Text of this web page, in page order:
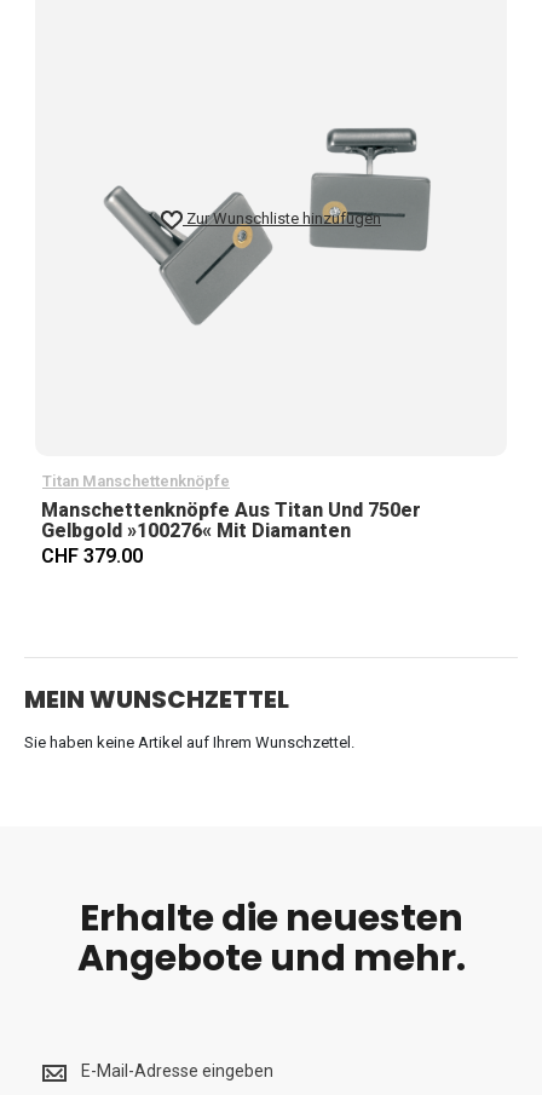
Zur Wunschliste hinzufügen
Titan Manschettenknöpfe
Manschettenknöpfe Aus Titan Und 750er
Gelbgold »100276« Mit Diamanten
CHF 379.00
MEIN WUNSCHZETTEL
Sie haben keine Artikel auf Ihrem Wunschzettel.
Erhalte die neuesten
Angebote und mehr.
die